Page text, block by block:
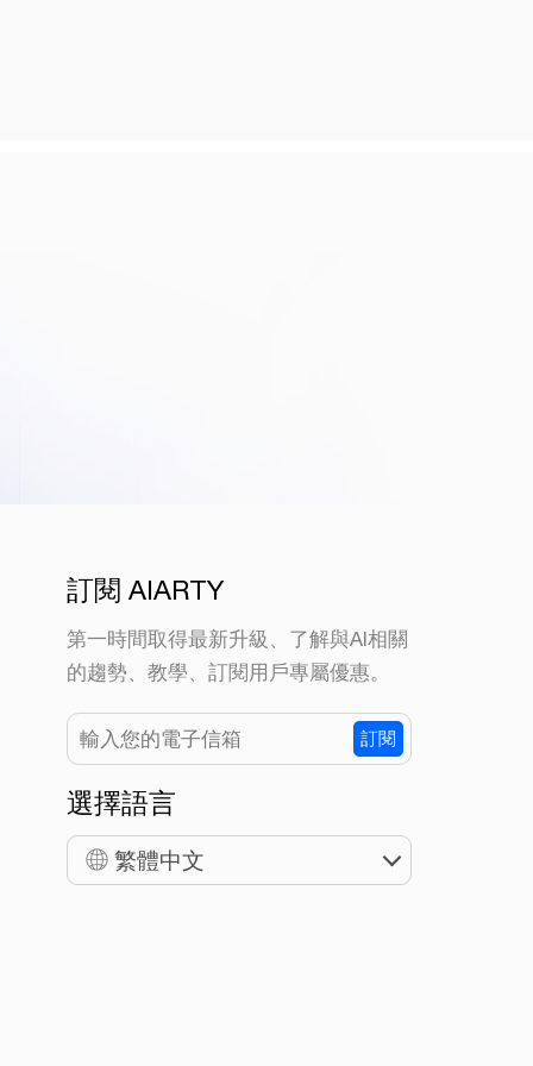
訂閱 AIARTY
第一時間取得最新升級、了解與AI相關
的趨勢、教學、訂閱用戶專屬優惠。
訂閱
選擇語言
繁體中文